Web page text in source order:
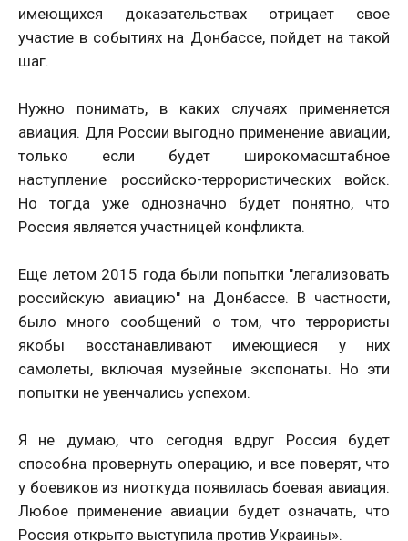
имеющихся доказательствах отрицает свое
участие в событиях на Донбассе, пойдет на такой
шаг.
Нужно понимать, в каких случаях применяется
авиация. Для России выгодно применение авиации,
только если будет широкомасштабное
наступление российско-террористических войск.
Но тогда уже однозначно будет понятно, что
Россия является участницей конфликта.
Еще летом 2015 года были попытки "легализовать
российскую авиацию" на Донбассе. В частности,
было много сообщений о том, что террористы
якобы восстанавливают имеющиеся у них
самолеты, включая музейные экспонаты. Но эти
попытки не увенчались успехом.
Я не думаю, что сегодня вдруг Россия будет
способна провернуть операцию, и все поверят, что
у боевиков из ниоткуда появилась боевая авиация.
Любое применение авиации будет означать, что
Россия открыто выступила против Украины».